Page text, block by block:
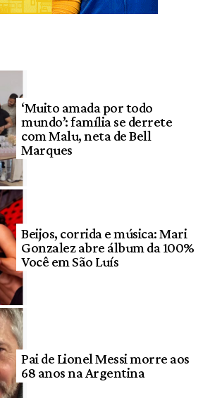
‘Muito amada por todo
mundo’: família se derrete
com Malu, neta de Bell
Marques
Beijos, corrida e música: Mari
Gonzalez abre álbum da 100%
Você em São Luís
Pai de Lionel Messi morre aos
68 anos na Argentina